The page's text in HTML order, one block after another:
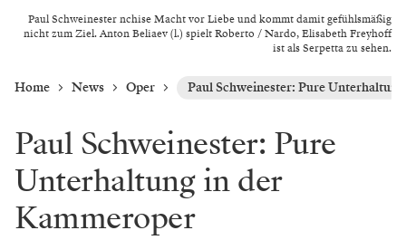
Paul Schweinester nchise Macht vor Liebe und kommt damit gefühlsmäßig
nicht zum Ziel. Anton Beliaev (l.) spielt Roberto / Nardo, Elisabeth Freyhoff
ist als Serpetta zu sehen.
Home News Oper Paul Schweinester: Pure
Paul Schweinester: Pure
Unterhaltung in der
Kammeroper